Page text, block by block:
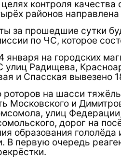
контроля
районов
за прошедшие сутки
по ЧС, которое
января на городских
улиц Радищева,
и Спасская вывезено
на шасси
Московского и
улиц
дорог на
образования гололёда
В первую очередь